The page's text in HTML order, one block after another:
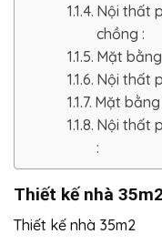
Nội thất
chồng :
Mặt
Nội thất
Mặt
Nội thất
:
Thiết kế nhà 35m2
Thiết kế nhà 35m2